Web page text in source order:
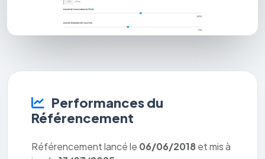
Performances du
Référencement
Référencement lancé le 06/06/2018 et mis à